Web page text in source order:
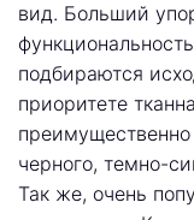
вид. Больший
подбираются
приоритете
преимущественно
черного, темно-
Так же, очень